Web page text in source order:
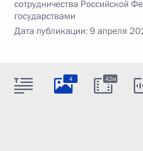
сотрудничества Российской
государствами
Дата публикации:9 апреля
4 42м